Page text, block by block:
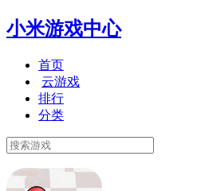
小米游戏中心
首页
云游戏
排行
分类